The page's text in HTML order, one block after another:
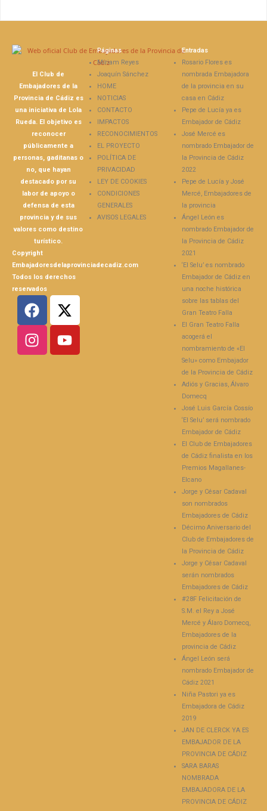
El Club de
Embajadores de la
Provincia de Cádiz es
una iniciativa de Lola
Rueda. El objetivo es
reconocer
públicamente a
personas, gaditanas o
no, que hayan
destacado por su
labor de apoyo o
defensa de esta
provincia y de sus
valores como destino
turístico.
Copyright
Embajadoresdelaprovinciadecadiz.com
Todos los derechos
reservados
Páginas
Míriam Reyes
Joaquín Sánchez
HOME
NOTICIAS
CONTACTO
IMPACTOS
RECONOCIMIENTOS
EL PROYECTO
POLÍTICA DE
PRIVACIDAD
LEY DE COOKIES
CONDICIONES
GENERALES
AVISOS LEGALES
Entradas
Rosario Flores es
nombrada Embajadora
de la provincia en su
casa en Cádiz
Pepe de Lucía ya es
Embajador de Cádiz
José Mercé es
nombrado Embajador de
la Provincia de Cádiz
2022
Pepe de Lucía y José
Mercé, Embajadores de
la provincia
Ángel León es
nombrado Embajador de
la Provincia de Cádiz
2021
‘El Selu’ es nombrado
Embajador de Cádiz en
una noche histórica
sobre las tablas del
Gran Teatro Falla
El Gran Teatro Falla
acogerá el
nombramiento de «El
Selu» como Embajador
de la Provincia de Cádiz
Adiós y Gracias, Álvaro
Domecq
José Luis García Cossío
‘El Selu’ será nombrado
Embajador de Cádiz
El Club de Embajadores
de Cádiz finalista en los
Premios Magallanes-
Elcano
Jorge y César Cadaval
son nombrados
Embajadores de Cádiz
Décimo Aniversario del
Club de Embajadores de
la Provincia de Cádiz
Jorge y César Cadaval
serán nombrados
Embajadores de Cádiz
#28F Felicitación de
S.M. el Rey a José
Mercé y Álaro Domecq,
Embajadores de la
provincia de Cádiz
Ángel León será
nombrado Embajador de
Cádiz 2021
Niña Pastori ya es
Embajadora de Cádiz
2019
JAN DE CLERCK YA ES
EMBAJADOR DE LA
PROVINCIA DE CÁDIZ
SARA BARAS
NOMBRADA
EMBAJADORA DE LA
PROVINCIA DE CÁDIZ